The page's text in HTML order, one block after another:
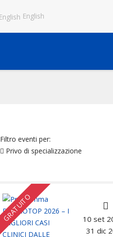
English
Filtro eventi per:
Privo di specializzazione
GRATUITO
10 set
31 dic